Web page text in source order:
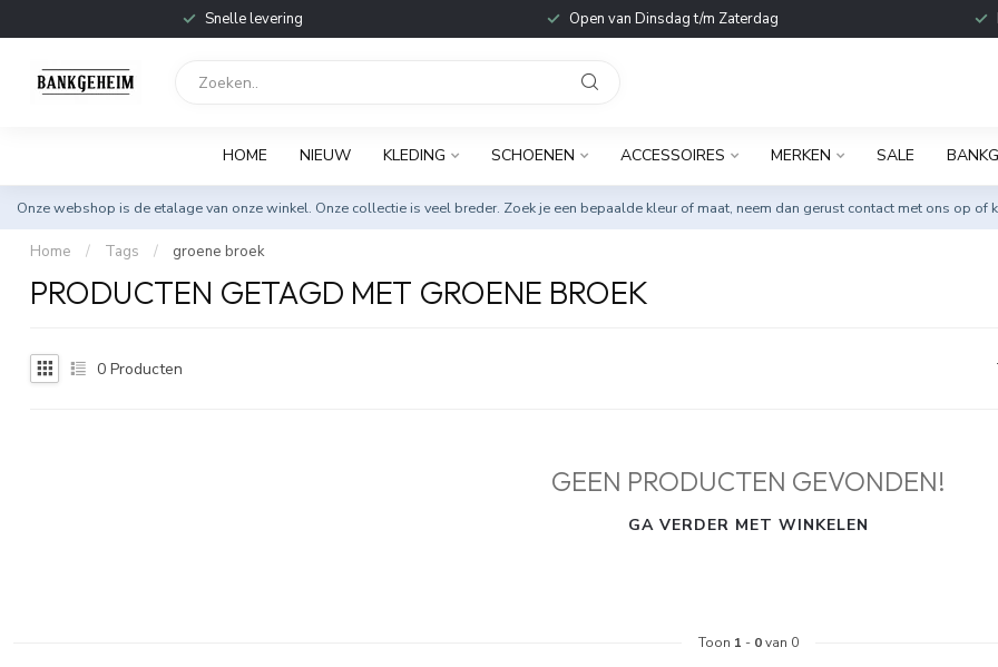
Snelle levering Open van Dinsdag t/m Zaterdag
HOME NIEUW KLEDING SCHOENEN ACCESSOIRES MERKEN SALE
Onze webshop is de etalage van onze winkel. Onze collectie is veel breder. Zoek je een bepaalde kleur of maat, neem dan gerust contact met ons op of
Home / Tags / groene broek
PRODUCTEN GETAGD MET GROENE BROEK
0 Producten
GEEN PRODUCTEN GEVONDEN!
GA VERDER MET WINKELEN
Toon 1 - 0van 0